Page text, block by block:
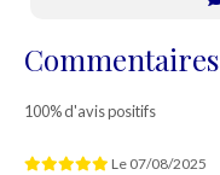
Commentaires
100% d'avis positifs
Le 07/08/2025